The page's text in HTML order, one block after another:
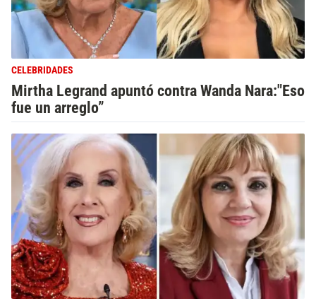
CELEBRIDADES
Mirtha Legrand apuntó contra Wanda Nara:"Eso
fue un arreglo”